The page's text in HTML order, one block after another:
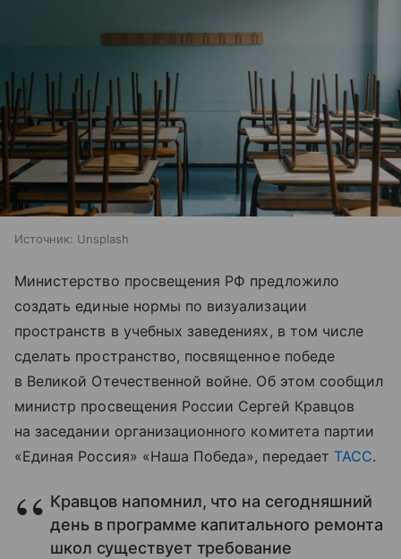
Источник: Unsplash
Министерство просвещения РФ предложило
создать единые нормы по визуализации
пространств в учебных заведениях, в том числе
сделать пространство, посвященное победе
в Великой Отечественной войне. Об этом сообщил
министр просвещения России Сергей Кравцов
на заседании организационного комитета партии
«Единая Россия» «Наша Победа», передает ТАСС.
Кравцов напомнил, что на сегодняшний
день в программе капитального ремонта
школ существует требование